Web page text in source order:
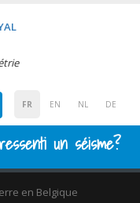
FR EN NL DE
un séisme?
en Belgique